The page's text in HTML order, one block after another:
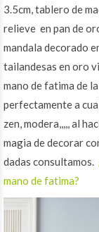
3.5cm, tablero de
relieve en pan de
mandala decorado
tailandesas en oro
mano de fatima de
perfectamente a
zen, modera,,,,, al
magia de decorar
dadas consultamos.
mano de fatima?